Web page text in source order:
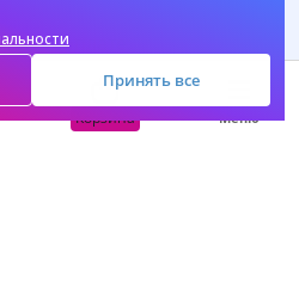
Принять все
к оплате:
Корзина Меню